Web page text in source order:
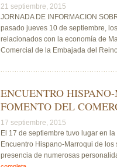
21 septiembre, 2015
JORNADA DE INFORMACION
pasado jueves 10 de septiembre,
relacionados con la economía de
Comercial de la Embajada del
ENCUENTRO
FOMENTO DEL
17 septiembre, 2015
El 17 de septiembre tuvo lugar en
Encuentro Hispano-Marroqui de
presencia de numerosas